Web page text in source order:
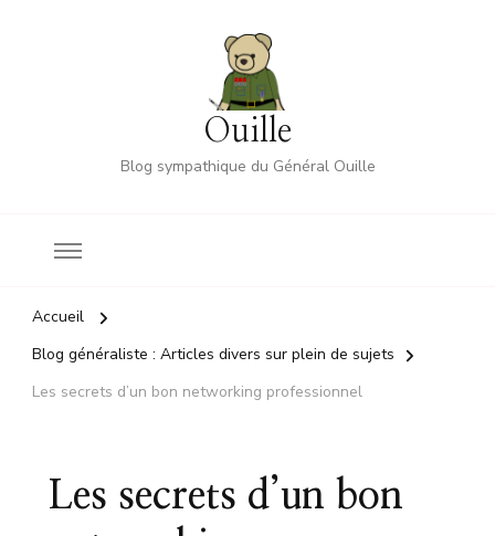
Ouille
Blog sympathique du Général Ouille
Accueil
Blog généraliste : Articles divers sur plein de sujets
Les secrets d’un bon networking professionnel
Les secrets d’un bon